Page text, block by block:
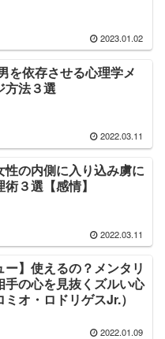
2023.01.02
を依存させる心理学メ
方法３選
2022.03.11
性の内側に入り込み虜に
３選【感情】
2022.03.11
ー】使えるの？メンタリ
手の心を見抜くズルい心
オ・ロドリゲスJr.）
2022.01.09